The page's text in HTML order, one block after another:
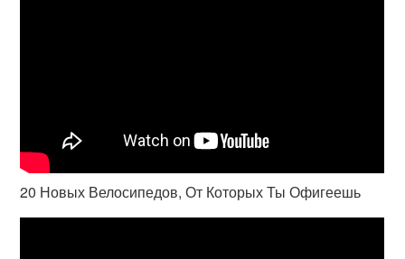
20 Новых Велосипедов, От Которых Ты Офигеешь